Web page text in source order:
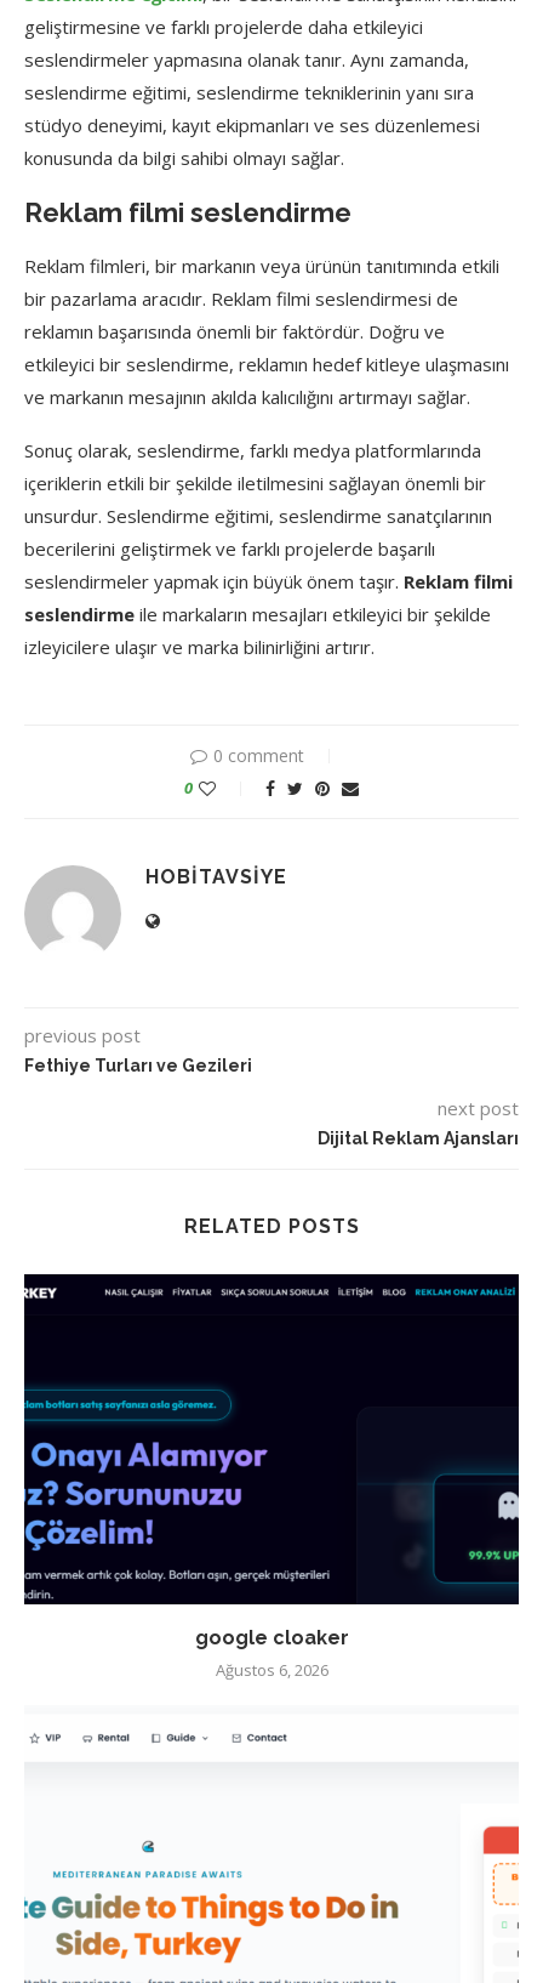
geliştirmesine ve farklı projelerde daha etkileyici
seslendirmeler yapmasına olanak tanır. Aynı zamanda,
seslendirme eğitimi, seslendirme tekniklerinin yanı sıra
stüdyo deneyimi, kayıt ekipmanları ve ses düzenlemesi
konusunda da bilgi sahibi olmayı sağlar.
Reklam filmi seslendirme
Reklam filmleri, bir markanın veya ürünün tanıtımında etkili
bir pazarlama aracıdır. Reklam filmi seslendirmesi de
reklamın başarısında önemli bir faktördür. Doğru ve
etkileyici bir seslendirme, reklamın hedef kitleye ulaşmasını
ve markanın mesajının akılda kalıcılığını artırmayı sağlar.
Sonuç olarak, seslendirme, farklı medya platformlarında
içeriklerin etkili bir şekilde iletilmesini sağlayan önemli bir
unsurdur. Seslendirme eğitimi, seslendirme sanatçılarının
becerilerini geliştirmek ve farklı projelerde başarılı
seslendirmeler yapmak için büyük önem taşır. Reklam filmi
seslendirme ile markaların mesajları etkileyici bir şekilde
izleyicilere ulaşır ve marka bilinirliğini artırır.
0 comment
0
HOBITAVSIYE
previous post
Fethiye Turları ve Gezileri
next post
Dijital Reklam Ajansları
RELATED POSTS
google cloaker
Ağustos 6, 2026